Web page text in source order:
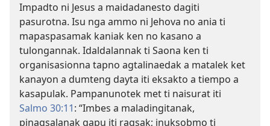
Impadto ni Jesus a maidadanesto dagiti
pasurotna. Isu nga ammo ni Jehova no ania ti
mapaspasamak kaniak ken no kasano a
tulongannak. Idaldalannak ti Saona ken ti
organisasionna tapno agtalinaedak a matalek ket
kanayon a dumteng dayta iti eksakto a tiempo a
kasapulak. Pampanunotek met ti naisurat iti
Salmo 30:11: “Imbes a maladingitanak,
pinagsalanak gapu iti ragsak; inuksobmo ti